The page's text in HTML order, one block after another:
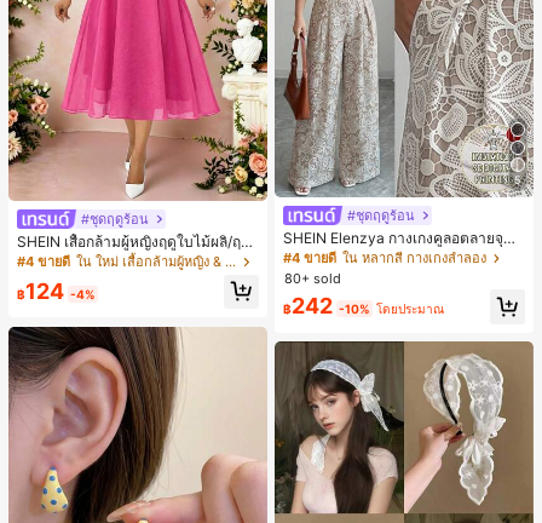
#ชุดฤดูร้อน
SHEIN เสื้อกล้ามผู้หญิงฤดูใบไม้ผลิ/ฤดูร้
อน ใหม่ สไตล์มินิมอลลำลองหรูหรา สีบ
ล็อก ลายจุด คอวี แพตช์เวิร์ก ชายระบา
ย แขนกุด ทรงเข้ารูป อเนกประสงค์, เสื้อ
หญิง, เสื้อเที่ยวพักผ่อนผู้หญิง
#4 ขายดี ใน ใหม่ เสื้อกล้ามผู้หญิง & Camis
฿124 -4%
5
#ชุดฤดูร้อน
SHEIN Elenzya กางเกงคูลอตลายจุดเ
อวสูงแบบใหม่สำหรับฤดูใบไม้ผลิ/ฤดูร้อ
น, สไตล์หรูหราเหมาะสำหรับใส่ในชีวิต
ประจำวันและทำงาน, ให้ความรู้สึกวินเ
ทจสำหรับฤดูรับปริญญา, เทศกาลดนตร
ี, การแข่งม้าดาร์บี้, วันประกาศอิสรภาพ
#4 ขายดี ใน หลากสี กางเกงลำลอง
80+ sold
฿242 -10% โดยประมาณ